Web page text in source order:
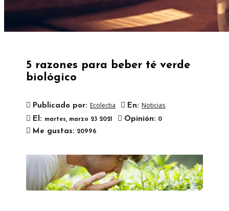
5 razones para beber té verde
biológico
Publicado por:Ecolectia En:Noticias
El: martes, marzo 23 2021 Opinión: 0
 Me gustas: 20996